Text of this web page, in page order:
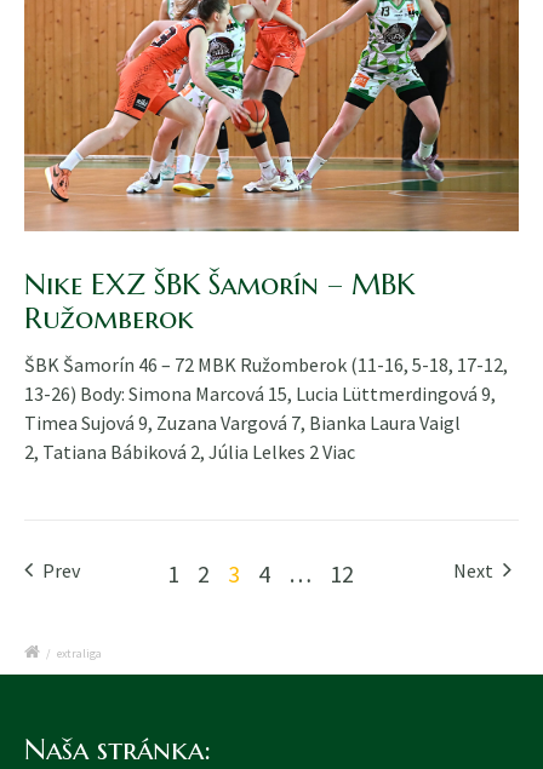
Nike EXZ ŠBK Šamorín – MBK
Ružomberok
ŠBK Šamorín 46 – 72 MBK Ružomberok (11-16, 5-18, 17-12,
13-26) Body: Simona Marcová 15, Lucia Lüttmerdingová 9,
Timea Sujová 9, Zuzana Vargová 7, Bianka Laura Vaigl
2, Tatiana Bábiková 2, Júlia Lelkes 2 Viac
Prev 1 2 3 4 … 12 Next
/ extraliga
Naša stránka: